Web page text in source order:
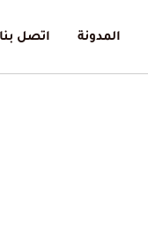
المدونة اتصل بنا